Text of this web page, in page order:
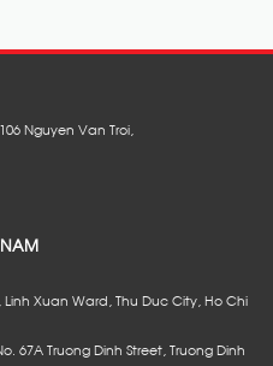
Nguyen Van Troi,
Linh Xuan Ward, Thu Duc City, Ho Chi
67A Truong Dinh Street, Truong Dinh